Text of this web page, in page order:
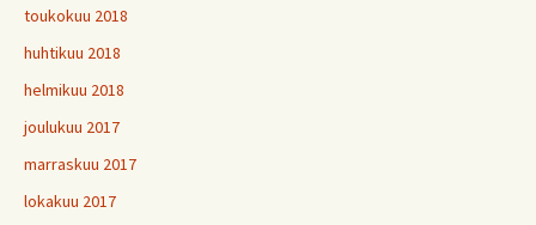
toukokuu 2018
huhtikuu 2018
helmikuu 2018
joulukuu 2017
marraskuu 2017
lokakuu 2017